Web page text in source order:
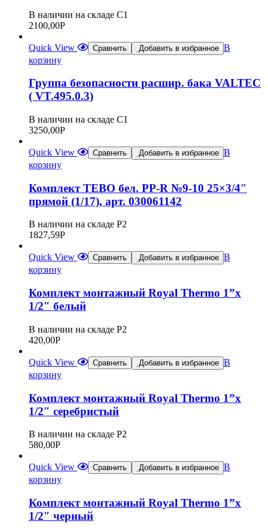
В наличии на складе С1
2100,00Р
Quick View Сравнить Добавить в избранное В
корзину
Группа безопасности расшир. бака VALTEC
( VT.495.0.3)
В наличии на складе С1
3250,00Р
Quick View Сравнить Добавить в избранное В
корзину
Комплект TEBO бел. PP-R №9-10 25×3/4″
прямой (1/17), арт. 030061142
В наличии на складе Р2
1827,59Р
Quick View Сравнить Добавить в избранное В
корзину
Комплект монтажный Royal Thermo 1”х
1/2″ белый
В наличии на складе Р2
420,00Р
Quick View Сравнить Добавить в избранное В
корзину
Комплект монтажный Royal Thermo 1”х
1/2″ серебристый
В наличии на складе Р2
580,00Р
Quick View Сравнить Добавить в избранное В
корзину
Комплект монтажный Royal Thermo 1”х
1/2″ черный